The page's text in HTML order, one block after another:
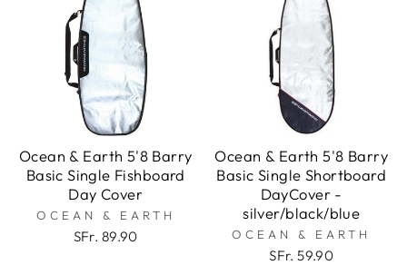
Ocean & Earth 5'8 Barry
Basic Single Fishboard
Day Cover
OCEAN & EARTH
SFr. 89.90
Ocean & Earth 5'8 Barry
Basic Single Shortboard
DayCover -
silver/black/blue
OCEAN & EARTH
SFr. 59.90